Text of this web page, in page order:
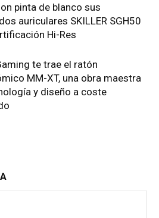
pinta de blanco sus
auriculares SKILLER SGH50
Hi-Res
te trae el ratón
MM-XT, una obra maestra
y diseño a coste